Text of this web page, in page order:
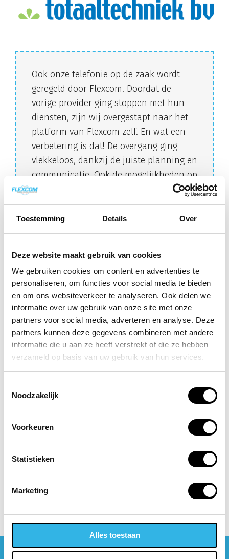
Toestemming Details Over
Deze website maakt gebruik van cookies
We gebruiken cookies om content en advertenties te
personaliseren, om functies voor social media te bieden
en om ons websiteverkeer te analyseren. Ook delen we
informatie over uw gebruik van onze site met onze
partners voor social media, adverteren en analyse. Deze
partners kunnen deze gegevens combineren met andere
informatie die u aan ze heeft verstrekt of die ze hebben
verzameld op basis van uw gebruik van hun services.
Noodzakelijk
Voorkeuren
Statistieken
Marketing
Alles toestaan
Ook onze telefonie op de zaak wordt
geregeld door Flexcom. Doordat de
vorige provider ging stoppen met hun
diensten, zijn wij overgestapt naar het
platform van Flexcom zelf. En wat een
verbetering is dat! De overgang ging
vlekkeloos, dankzij de juiste planning en
communicatie. Ook de mogelijkheden op
het nieuwe platform zijn zeker
verbeterd.
Ook erg handig is bijvoorbeeld de
mogelijkheid om thuis te werken en
te kunnen bellen en gebeld te worden.
Wouter Goudriaan | Electrical Engineer
Over Mastop
Totaaltechniek
Mastop Totaaltechniek realiseert uitdagende
zwemparadijzen en daktuinen in binnen en
buitenland. Maar ook teeltvloeren, windkeringen
naar de website van Mastop Totaaltechniek